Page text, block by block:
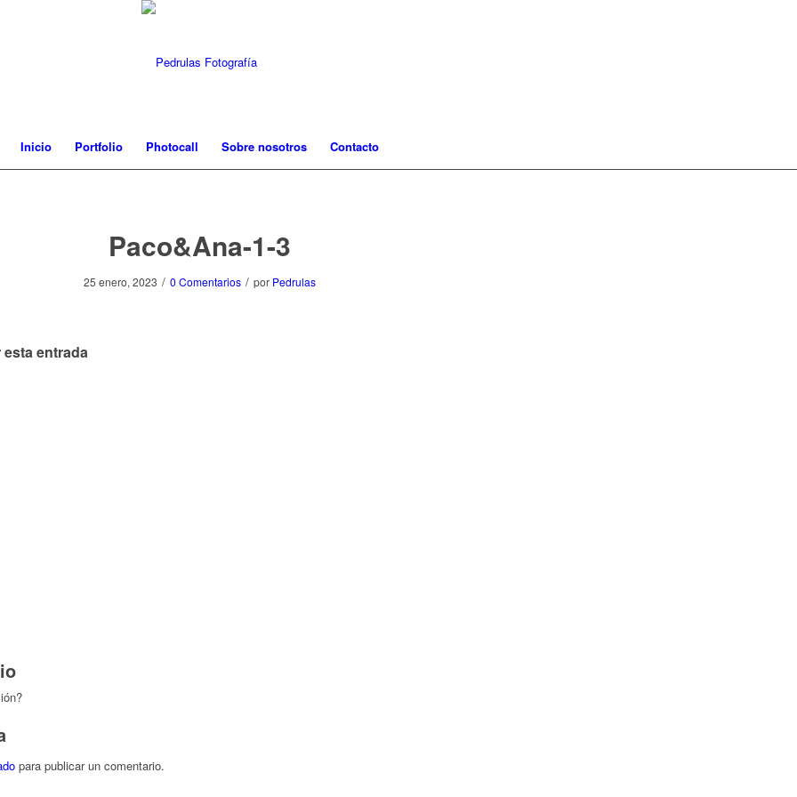
Inicio Portfolio Photocall Sobre nosotros Contacto
Paco&Ana-1-3
25 enero, 2023 / 0 Comentarios / por Pedrulas
entrada
para publicar un comentario.